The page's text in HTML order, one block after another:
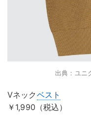
出典：ユニ
Vネック ベスト
￥1,990（税込）